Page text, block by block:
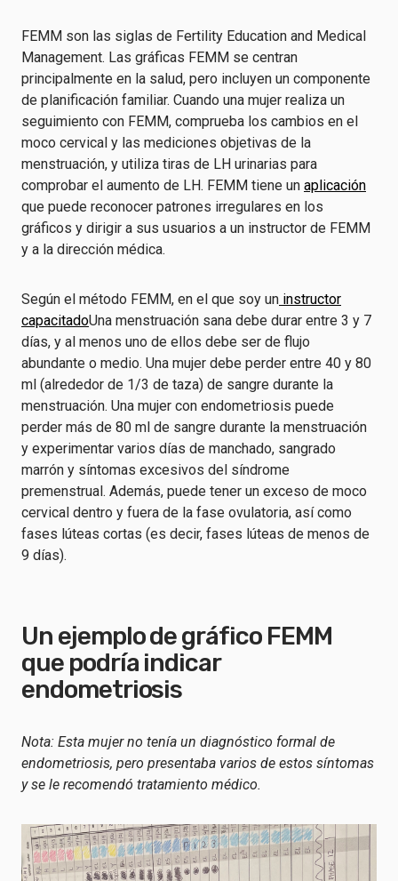
FEMM son las siglas de Fertility Education and Medical
Management. Las gráficas FEMM se centran
principalmente en la salud, pero incluyen un componente
de planificación familiar. Cuando una mujer realiza un
seguimiento con FEMM, comprueba los cambios en el
moco cervical y las mediciones objetivas de la
menstruación, y utiliza tiras de LH urinarias para
comprobar el aumento de LH. FEMM tiene un aplicación
que puede reconocer patrones irregulares en los
gráficos y dirigir a sus usuarios a un instructor de FEMM
y a la dirección médica.
Según el método FEMM, en el que soy un instructor
capacitadoUna menstruación sana debe durar entre 3 y 7
días, y al menos uno de ellos debe ser de flujo
abundante o medio. Una mujer debe perder entre 40 y 80
ml (alrededor de 1/3 de taza) de sangre durante la
menstruación. Una mujer con endometriosis puede
perder más de 80 ml de sangre durante la menstruación
y experimentar varios días de manchado, sangrado
marrón y síntomas excesivos del síndrome
premenstrual. Además, puede tener un exceso de moco
cervical dentro y fuera de la fase ovulatoria, así como
fases lúteas cortas (es decir, fases lúteas de menos de
9 días).
Un ejemplo de gráfico FEMM
que podría indicar
endometriosis
Nota: Esta mujer no tenía un diagnóstico formal de
endometriosis, pero presentaba varios de estos síntomas
y se le recomendó tratamiento médico.